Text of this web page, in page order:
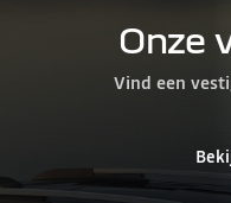
Onze
Vind een